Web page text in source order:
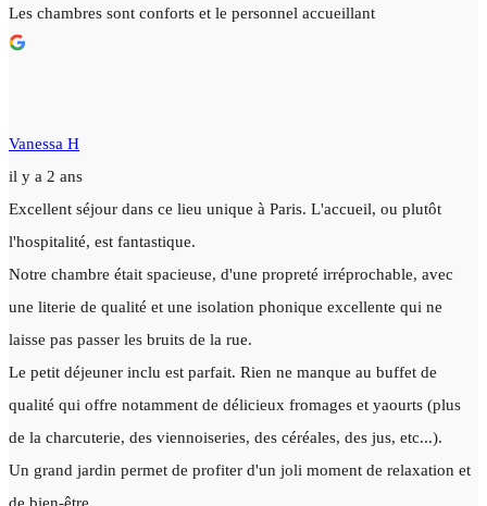
Les chambres sont conforts et le personnel accueillant
Vanessa H
il y a 2 ans
Excellent séjour dans ce lieu unique à Paris. L'accueil, ou plutôt
l'hospitalité, est fantastique.
Notre chambre était spacieuse, d'une propreté irréprochable, avec
une literie de qualité et une isolation phonique excellente qui ne
laisse pas passer les bruits de la rue.
Le petit déjeuner inclu est parfait. Rien ne manque au buffet de
qualité qui offre notamment de délicieux fromages et yaourts (plus
de la charcuterie, des viennoiseries, des céréales, des jus, etc...).
Un grand jardin permet de profiter d'un joli moment de relaxation et